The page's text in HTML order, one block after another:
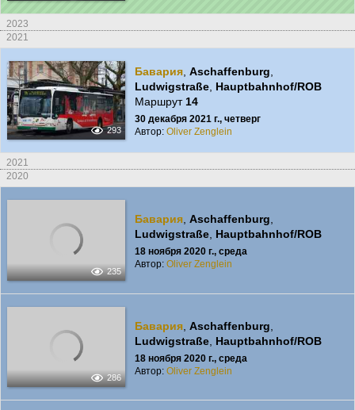
2023
2021
293
Бавария, Aschaffenburg,
Ludwigstraße, Hauptbahnhof/ROB
Маршрут14
30 декабря 2021 г., четверг
Автор: Oliver Zenglein
2021
2020
235
Бавария, Aschaffenburg
Ludwigstraße, Hauptbahnhof/ROB
18 ноября 2020 г., среда
Автор: Oliver Zenglein
286
Бавария, Aschaffenburg
Ludwigstraße, Hauptbahnhof/ROB
18 ноября 2020 г., среда
Автор: Oliver Zenglein